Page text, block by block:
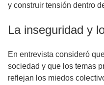
y construir tensión dentro
La inseguridad y
En entrevista consideró
sociedad y que los temas
reflejan los miedos